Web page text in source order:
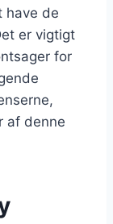
have de
er vigtigt
for
af denne